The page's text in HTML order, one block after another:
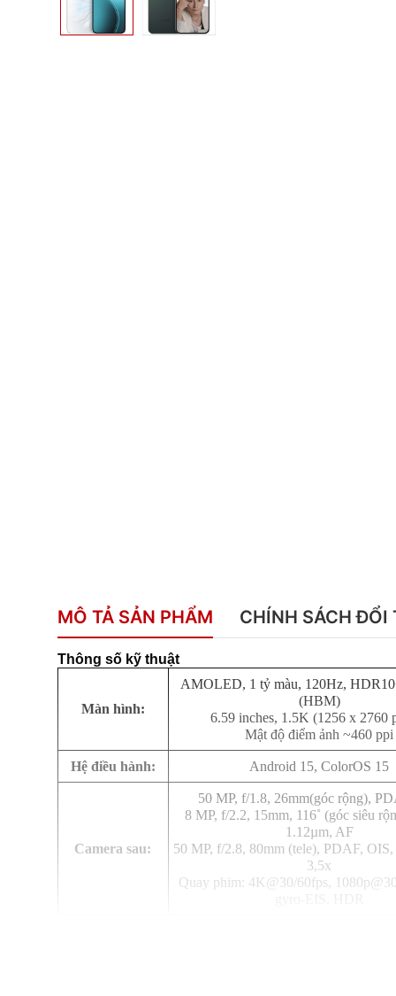
MÔ TẢ SẢN PHẨM CHÍNH SÁCH ĐỔI
Thông số kỹ thuật
Màn hình:
AMOLED, 1 tỷ màu, 120Hz,
(HBM)
6.59 inches, 1.5K (1256 x 2760
Mật độ điểm ảnh ~460 ppi
Hệ điều hành: Android 15, ColorOS 15
Camera sau:
50 MP, f/1.8, 26mm(góc rộng),
8 MP, f/2.2, 15mm, 116˚ (góc siêu
1.12µm, AF
50 MP, f/2.8, 80mm (tele), PDAF, OIS,
3,5x
Quay phim: 4K@30/60fps,